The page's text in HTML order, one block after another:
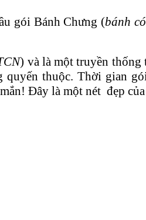
gói Bánh Chưng (bánh
) và là một truyền
thuộc. Thời gian
Đây là một nét đẹp